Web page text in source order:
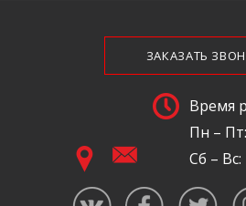
ЗАКАЗАТЬ
Время
Пн –
Сб – Вс: